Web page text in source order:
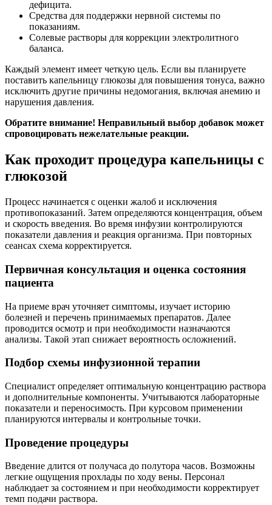
дефицита.
Средства для поддержки нервной системы по
показаниям.
Солевые растворы для коррекции электролитного
баланса.
Каждый элемент имеет четкую цель. Если вы планируете
поставить капельницу глюкозы для повышения тонуса, важно
исключить другие причины недомогания, включая анемию и
нарушения давления.
Обратите внимание! Неправильный выбор добавок может
спровоцировать нежелательные реакции.
Как проходит процедура капельницы с
глюкозой
Процесс начинается с оценки жалоб и исключения
противопоказаний. Затем определяются концентрация, объем
и скорость введения. Во время инфузии контролируются
показатели давления и реакция организма. При повторных
сеансах схема корректируется.
Первичная консультация и оценка состояния
пациента
На приеме врач уточняет симптомы, изучает историю
болезней и перечень принимаемых препаратов. Далее
проводится осмотр и при необходимости назначаются
анализы. Такой этап снижает вероятность осложнений.
Подбор схемы инфузионной терапии
Специалист определяет оптимальную концентрацию раствора
и дополнительные компоненты. Учитываются лабораторные
показатели и переносимость. При курсовом применении
планируются интервалы и контрольные точки.
Проведение процедуры
Введение длится от получаса до полутора часов. Возможны
легкие ощущения прохлады по ходу вены. Персонал
наблюдает за состоянием и при необходимости корректирует
темп подачи раствора.